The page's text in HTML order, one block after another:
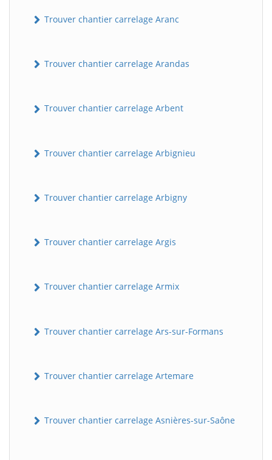
Trouver chantier carrelage Aranc
Trouver chantier carrelage Arandas
Trouver chantier carrelage Arbent
Trouver chantier carrelage Arbignieu
Trouver chantier carrelage Arbigny
Trouver chantier carrelage Argis
Trouver chantier carrelage Armix
Trouver chantier carrelage Ars-sur-Formans
Trouver chantier carrelage Artemare
Trouver chantier carrelage Asnières-sur-Saône